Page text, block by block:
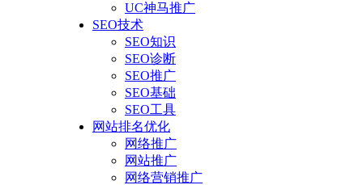
UC神马推广
SEO技术
SEO知识
SEO诊断
SEO推广
SEO基础
SEO工具
网站排名优化
网络推广
网站推广
网络营销推广